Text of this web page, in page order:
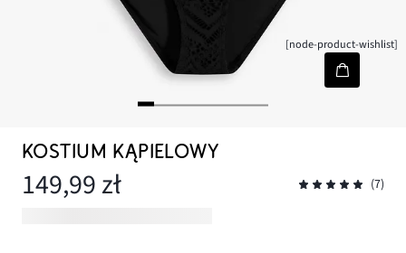
[node-product-wishlist]
KOSTIUM KĄPIELOWY
149,99 zł (7)